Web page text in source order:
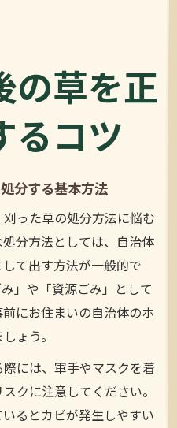
の草を正
るコツ
分する基本方法
った草の処分方法に悩む
分方法としては、自治体
て出す方法が一般的で
」や「資源ごみ」として
にお住まいの自治体のホ
ょう。
には、軍手やマスクを着
クに注意してください。
るとカビが発生しやすい